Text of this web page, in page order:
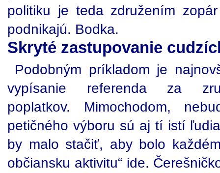
politiku je teda združením
podnikajú. Bodka.
Skryté zastupovanie
Podobným príkladom je
vypísanie referenda za
poplatkov. Mimochodom,
petičného výboru sú aj tí istí
by malo stačiť, aby bolo
občiansku aktivitu“ ide.